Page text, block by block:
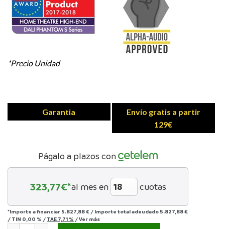
*Precio Unidad
Garantia
Envío gratis a partir
129€
Págalo a plazos con
323,77€*al mes en cuotas
*Importe a financiar 5.827,88 € / Importe total adeudado 5.827,88 €
/ TIN 0,00 % / TAE 7,71 % /Ver más